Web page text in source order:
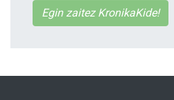
Egin zaitez KronikaKide!